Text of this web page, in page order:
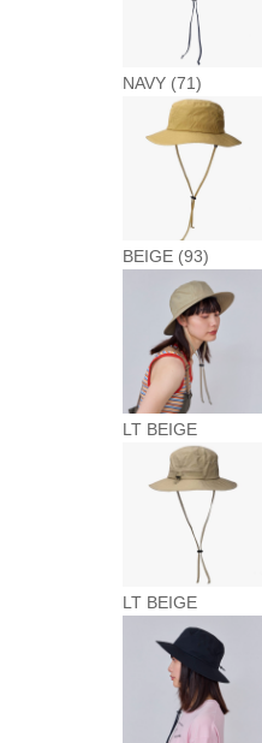
NAVY (71)
BEIGE (93)
LT BEIGE
LT BEIGE